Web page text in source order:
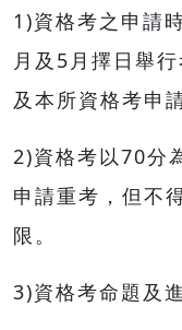
1)資格考之申請
月及5月擇日舉
及本所資格考申
2)資格考以70分
申請重考，但不
限。
3)資格考命題及